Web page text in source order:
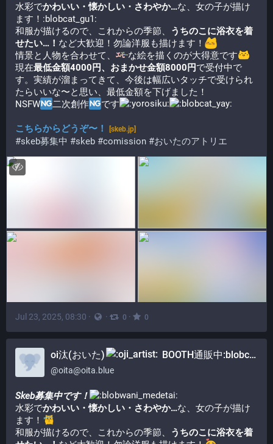
水彩でかわいい・懐かしい・さわやか…な、女の子が描け
ます！​:blobcat_gu1:​
和服が描けるので、これからの季節、
うちのこに浴衣を着
せたい…！ など大歓迎！勿論洋服も描けます！​
情景と人物を合わせて、
​な絵を描くのが大得意です​
現在最低金額4000円、おまかせ金額8000円で受付中で
す。実績が溜まってきて、今後は幅広いタッチで受けられ
たらいいな〜と思い、最低金額を下げました！
NSFW
二次創作 です​
こちらからどうぞ〜！ [skeb.jp]
#skeb募集中 #skeb #comission #おいたのアトリエ
Jul 23, 2025, 08:30 · · 0 · 0
oi汰(おいた) BOOTH通販中:blobcat_cart:
@oita@oita.blue
Skeb募集中です！
水彩でかわいい・懐かしい・さわやか…な、女の子が描け
ます！​
和服が描けるので、これからの季節、
うちのこに浴衣を着